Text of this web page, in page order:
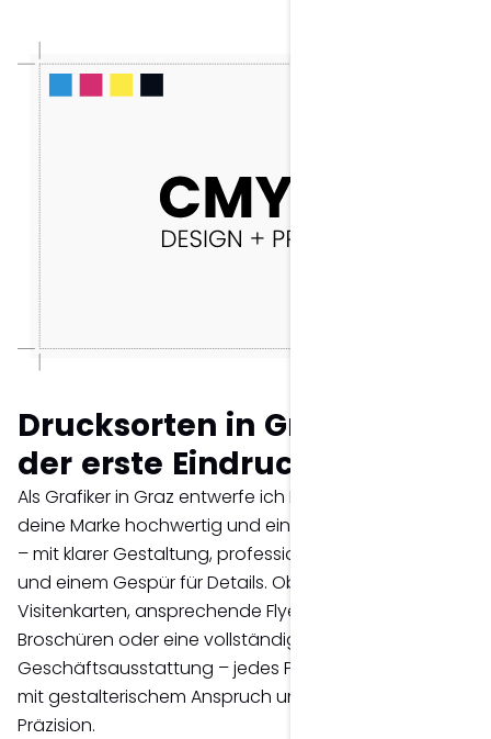
Drucksorten in Graz – weil
der erste Eindruck zählt.
Als Grafiker in Graz entwerfe ich Drucksorten, die
deine Marke hochwertig und einheitlich präsentieren
– mit klarer Gestaltung, professioneller Typografie
und einem Gespür für Details. Ob moderne
Visitenkarten, ansprechende Flyer, informative
Broschüren oder eine vollständige
Geschäftsausstattung – jedes Printprodukt entsteht
mit gestalterischem Anspruch und technischer
Präzision.